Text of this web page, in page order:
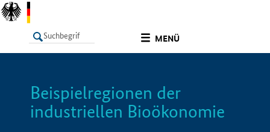
MENÜ
LISTE
Beispielregionen der
industriellen Bioökonomie